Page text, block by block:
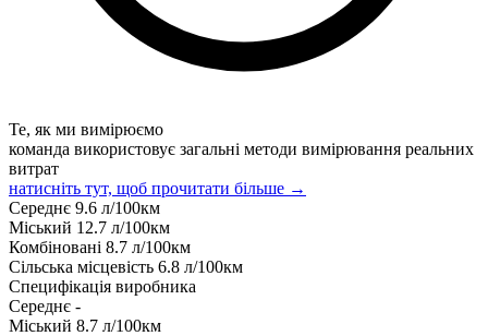
Те, як ми вимірюємо
команда використовує загальні методи вимірювання реальних
витрат
натисніть тут, щоб прочитати більше →
Середнє 9.6 л/100км
Міський 12.7 л/100км
Комбіновані 8.7 л/100км
Сільська місцевість 6.8 л/100км
Специфікація виробника
Середнє -
Міський 8.7 л/100км